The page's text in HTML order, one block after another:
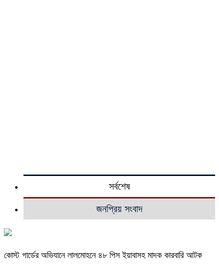
সর্বশেষ
জনপ্রিয় সংবাদ
কোস্ট গার্ডের অভিযানে লালমোহনে ৪৮ পিস ইয়াবাসহ মাদক কারবারি আটক